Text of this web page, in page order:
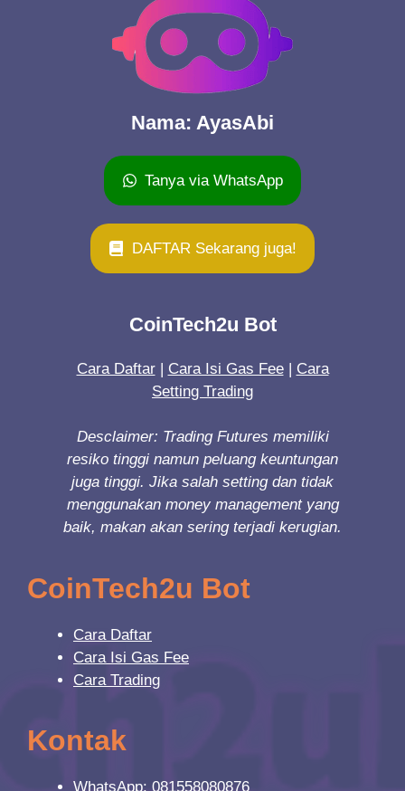
Nama: AyasAbi
Tanya via WhatsApp
DAFTAR Sekarang juga!
CoinTech2u Bot
Cara Daftar| Cara Isi Gas Fee| Cara
Setting Trading
Desclaimer: Trading Futures memiliki
resiko tinggi namun peluang keuntungan
juga tinggi. Jika salah setting dan tidak
menggunakan money management yang
baik, makan akan sering terjadi kerugian.
CoinTech2u Bot
Cara Daftar
Cara Isi Gas Fee
Cara Trading
Kontak
WhatsApp: 081558080876